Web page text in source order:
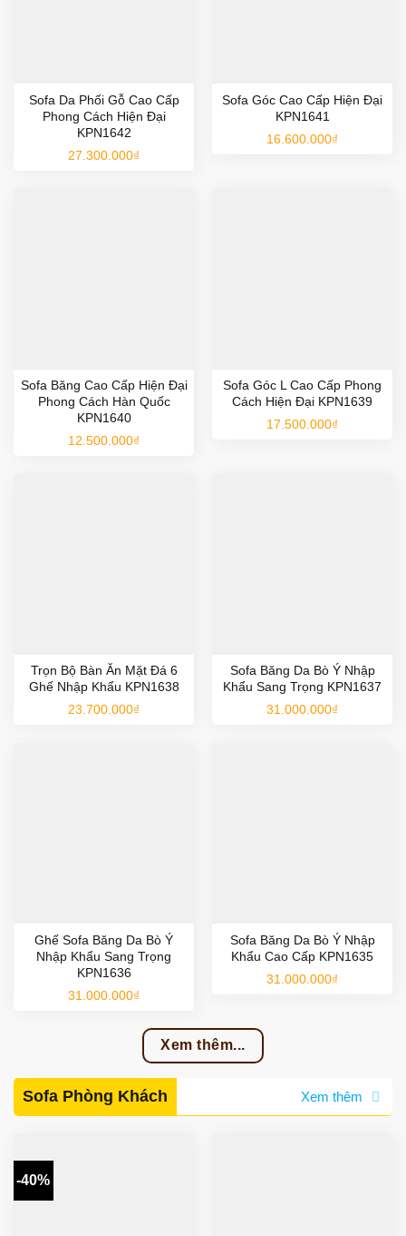
Sofa Da Phối Gỗ Cao Cấp
Phong Cách Hiện Đại
KPN1642
27.300.000₫
Sofa Góc Cao Cấp Hiện Đại
KPN1641
16.600.000₫
Sofa Băng Cao Cấp Hiện Đại
Phong Cách Hàn Quốc
KPN1640
12.500.000₫
Sofa Góc L Cao Cấp Phong
Cách Hiện Đại KPN1639
17.500.000₫
Trọn Bộ Bàn Ăn Mặt Đá 6
Ghế Nhập Khẩu KPN1638
23.700.000₫
Sofa Băng Da Bò Ý Nhập
Khẩu Sang Trọng KPN1637
31.000.000₫
Ghế Sofa Băng Da Bò Ý
Nhập Khẩu Sang Trọng
KPN1636
31.000.000₫
Sofa Băng Da Bò Ý Nhập
Khẩu Cao Cấp KPN1635
31.000.000₫
Xem thêm...
Sofa Phòng Khách Xem thêm
-40%